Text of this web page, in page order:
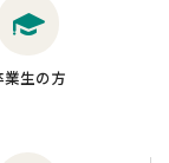
業生の方